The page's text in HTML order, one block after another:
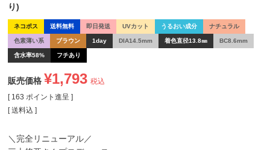
り)
ネコポス 送料無料 即日発送 UVカット うるおい成分 ナチュラル
色素薄い系 ブラウン 1day DIA14.5mm 着色直径13.8㎜ BC8.6mm
含水率58% フチあり
販売価格 ¥1,793 税込
[ 163 ポイント進呈 ]
送料込
＼完全リニューアル／